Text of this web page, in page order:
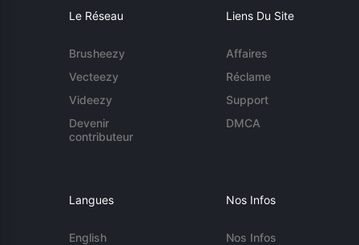
Le Réseau
Brusheezy
Vecteezy
Videezy
Devenir
contributeur
Liens Du Site
Affaires
Réclame
Support
DMCA
Langues
English
Nos Infos
Nos Infos